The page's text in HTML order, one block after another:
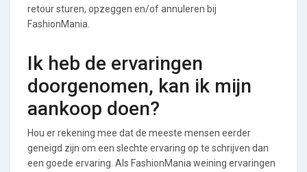
retour sturen, opzeggen en/of annuleren bij
FashionMania.
Ik heb de ervaringen
doorgenomen, kan ik mijn
aankoop doen?
Hou er rekening mee dat de meeste mensen eerder
geneigd zijn om een slechte ervaring op te schrijven dan
een goede ervaring. Als FashionMania weining ervaringen